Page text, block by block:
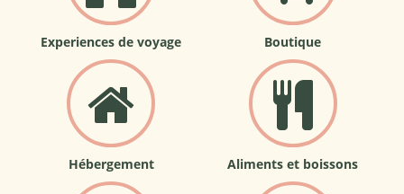
Experiences de voyage Boutique
Hébergement Aliments et boissons